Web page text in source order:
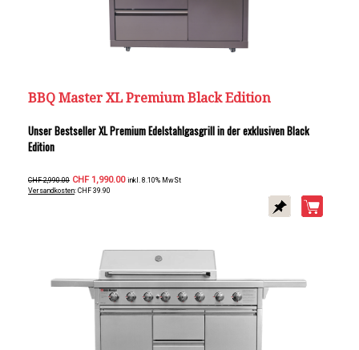
BBQ Master XL Premium Black Edition
Unser Bestseller XL Premium Edelstahlgasgrill in der exklusiven Black
Edition
CHF 2,990.00 CHF 1,990.00 inkl. 8.10% MwSt
Versandkosten: CHF 39.90